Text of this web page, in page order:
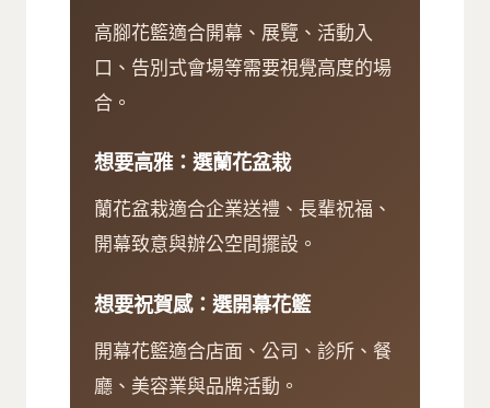
高腳花籃適合開幕、展覽、活動入
口、告別式會場等需要視覺高度的場
合。
想要高雅：選蘭花盆栽
蘭花盆栽適合企業送禮、長輩祝福、
開幕致意與辦公空間擺設。
想要祝賀感：選開幕花籃
開幕花籃適合店面、公司、診所、餐
廳、美容業與品牌活動。